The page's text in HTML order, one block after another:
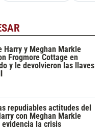
Harry y Meghan Markle
Frogmore Cottage en
y le devolvieron las llaves
repudiables actitudes del
con Meghan Markle
evidencia la crisis